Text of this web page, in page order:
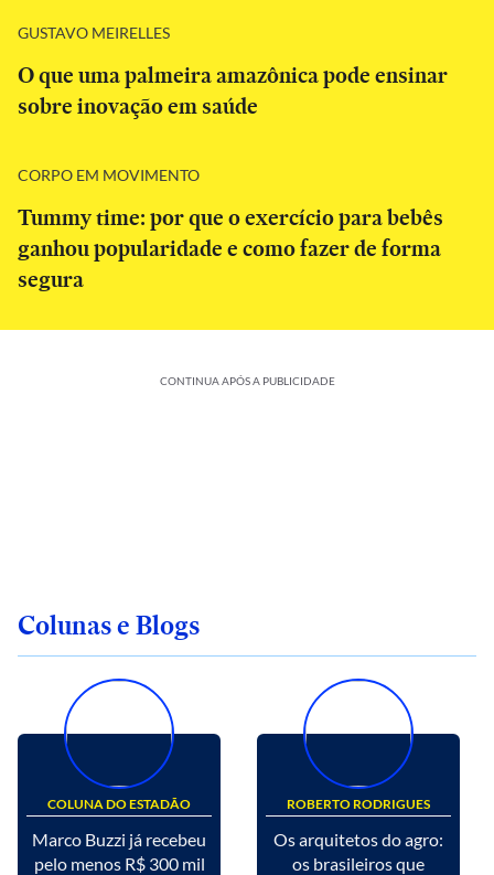
GUSTAVO MEIRELLES
O que uma palmeira amazônica pode ensinar
sobre inovação em saúde
CORPO EM MOVIMENTO
Tummy time: por que o exercício para bebês
ganhou popularidade e como fazer de forma
segura
CONTINUA APÓS A PUBLICIDADE
Colunas e Blogs
COLUNA DO ESTADÃO
Marco Buzzi já recebeu
pelo menos R$ 300 mil
ROBERTO RODRIGUES
Os arquitetos do agro:
os brasileiros que